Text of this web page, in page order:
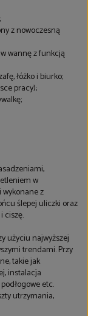
z nowoczesną
wannę z funkcją
łóżko i biurko;
pracy);
w
z
ślepej uliczki oraz
ciszę.
użyciu najwyższej
trendami. Przy
takie jak
instalacja
etc.
utrzymania,